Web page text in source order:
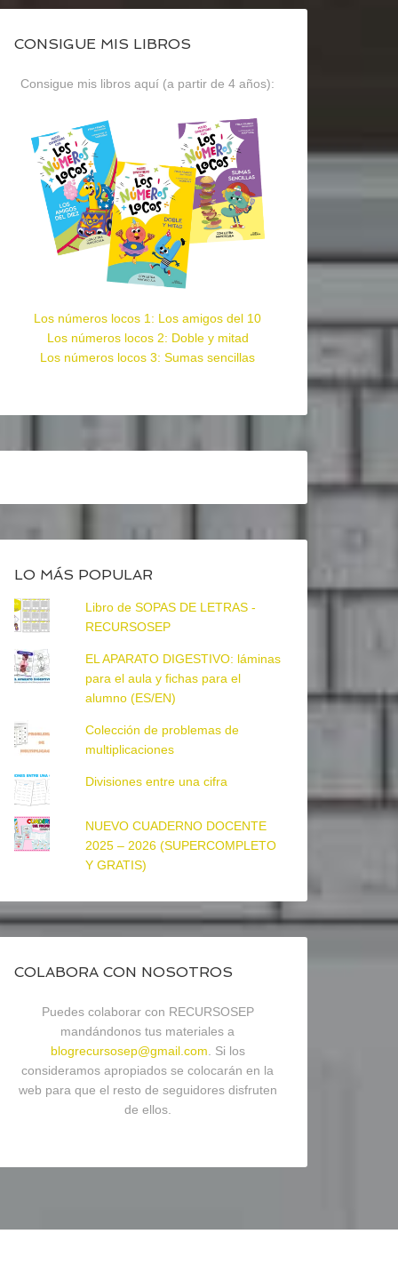
CONSIGUE MIS LIBROS
Consigue mis libros aquí (a partir de 4 años):
Los números locos 1: Los amigos del 10
Los números locos 2: Doble y mitad
Los números locos 3: Sumas sencillas
LO MÁS POPULAR
Libro de SOPAS DE LETRAS -
RECURSOSEP
EL APARATO DIGESTIVO: láminas
para el aula y fichas para el
alumno (ES/EN)
Colección de problemas de
multiplicaciones
Divisiones entre una cifra
NUEVO CUADERNO DOCENTE
2025 – 2026 (SUPERCOMPLETO
Y GRATIS)
COLABORA CON NOSOTROS
Puedes colaborar con RECURSOSEP
mandándonos tus materiales a
blogrecursosep@gmail.com . Si los
consideramos apropiados se colocarán en la
web para que el resto de seguidores disfruten
de ellos.